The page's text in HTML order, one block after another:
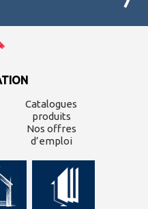
Catalogues
produits
Nos offres
d’emploi